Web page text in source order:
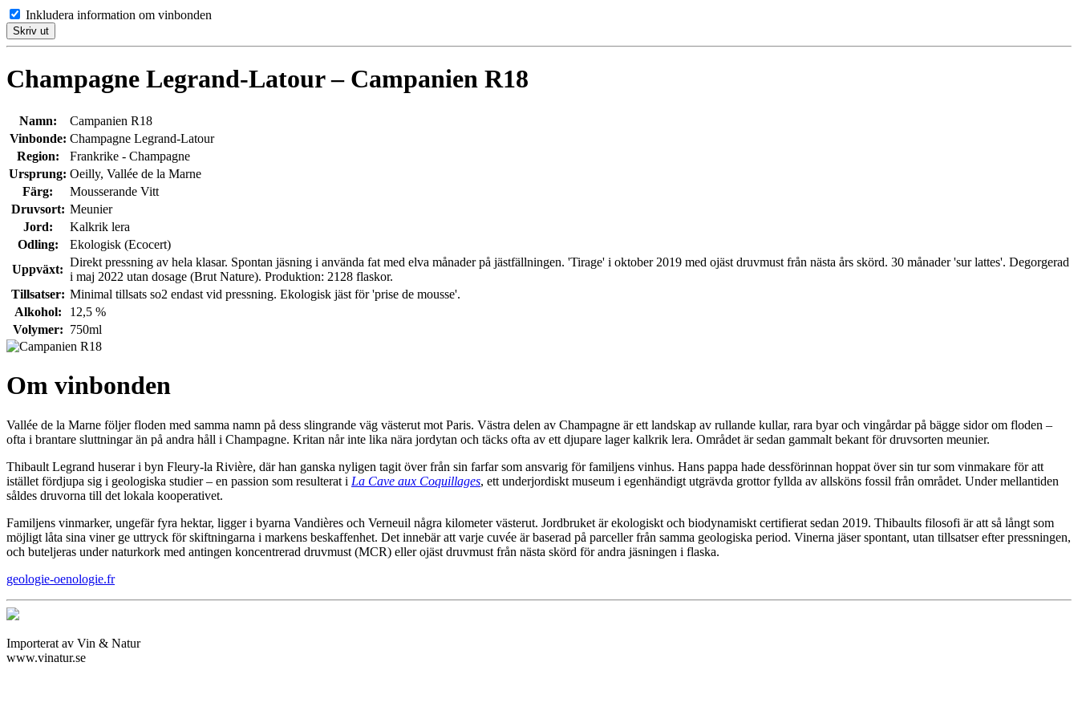
Inkludera information om vinbonden
Skriv ut
Champagne Legrand-Latour – Campanien R18
Namn:
Campanien R18
Vinbonde: Champagne Legrand-Latour
Region:
Frankrike - Champagne
Ursprung: Oeilly, Vallée de la Marne
Färg:
Mousserande Vitt
Druvsort: Meunier
Jord:
Kalkrik lera
Odling:
Ekologisk (Ecocert)
Uppväxt:
Direkt pressning av hela klasar. Spontan jäsning i använda fat med elva månader på jästfällningen. 'Tirage' i oktober 2019 med ojäst druvmust från nästa års skörd. 30 månader 'sur lattes'. Degorgerad
i maj 2022 utan dosage (Brut Nature). Produktion: 2128 flaskor.
Tillsatser: Minimal tillsats so2 endast vid pressning. Ekologisk jäst för 'prise de mousse'.
Alkohol:
12,5 %
Volymer: 750ml
Om vinbonden
Vallée de la Marne följer floden med samma namn på dess slingrande väg västerut mot Paris. Västra delen av Champagne är ett landskap av rullande kullar, rara byar och vingårdar på bägge sidor om floden –
ofta i brantare sluttningar än på andra håll i Champagne. Kritan når inte lika nära jordytan och täcks ofta av ett djupare lager kalkrik lera. Området är sedan gammalt bekant för druvsorten meunier.
Thibault Legrand huserar i byn Fleury-la Rivière, där han ganska nyligen tagit över från sin farfar som ansvarig för familjens vinhus. Hans pappa hade dessförinnan hoppat över sin tur som vinmakare för att
istället fördjupa sig i geologiska studier – en passion som resulterat i La Cave aux Coquillages, ett underjordiskt museum i egenhändigt utgrävda grottor fyllda av allsköns fossil från området. Under mellantiden
såldes druvorna till det lokala kooperativet.
Familjens vinmarker, ungefär fyra hektar, ligger i byarna Vandières och Verneuil några kilometer västerut. Jordbruket är ekologiskt och biodynamiskt certifierat sedan 2019. Thibaults filosofi är att så långt som
möjligt låta sina viner ge uttryck för skiftningarna i markens beskaffenhet. Det innebär att varje cuvée är baserad på parceller från samma geologiska period. Vinerna jäser spontant, utan tillsatser efter pressningen,
och buteljeras under naturkork med antingen koncentrerad druvmust (MCR) eller ojäst druvmust från nästa skörd för andra jäsningen i flaska.
geologie-oenologie.fr
Importerat av Vin & Natur
www.vinatur.se